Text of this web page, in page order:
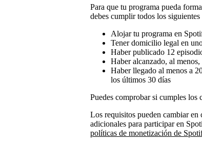
Para que tu programa pueda
debes cumplir todos los siguientes
Alojar tu programa en
Tener domicilio legal en
Haber publicado 12
Haber alcanzado, al
Haber llegado al menos a
los últimos 30 días
Puedes comprobar si cumples
Los requisitos pueden cambiar
adicionales para participar en
políticas de monetización de